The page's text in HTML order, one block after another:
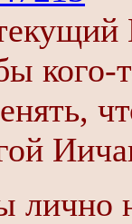
кого-
лично